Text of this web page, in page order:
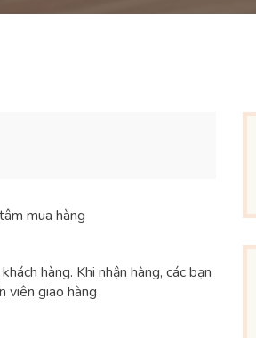
mua hàng
hàng. Khi nhận hàng, các bạn
viên giao hàng